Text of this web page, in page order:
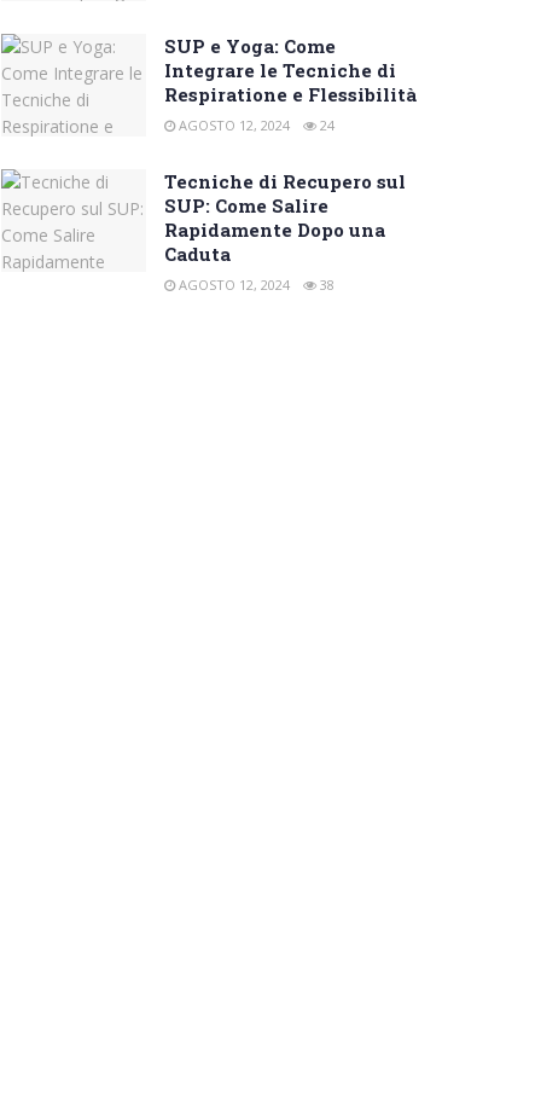
SUP e Yoga: Come
Integrare le Tecniche di
Respiratione e Flessibilità
AGOSTO 12, 2024 24
Tecniche di Recupero sul
SUP: Come Salire
Rapidamente Dopo una
Caduta
AGOSTO 12, 2024 38